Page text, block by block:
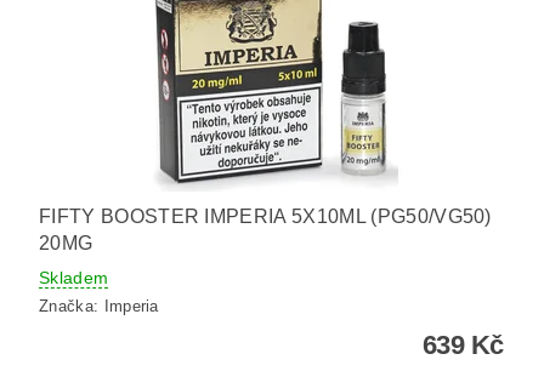
FIFTY BOOSTER IMPERIA 5X10ML (PG50/VG50)
20MG
Skladem
Značka: Imperia
639 Kč